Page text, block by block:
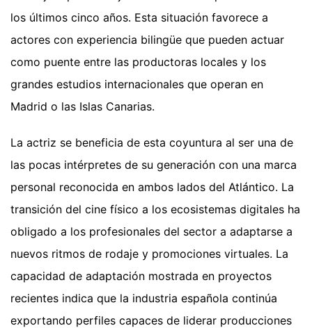
los últimos cinco años. Esta situación favorece a
actores con experiencia bilingüe que pueden actuar
como puente entre las productoras locales y los
grandes estudios internacionales que operan en
Madrid o las Islas Canarias.
La actriz se beneficia de esta coyuntura al ser una de
las pocas intérpretes de su generación con una marca
personal reconocida en ambos lados del Atlántico. La
transición del cine físico a los ecosistemas digitales ha
obligado a los profesionales del sector a adaptarse a
nuevos ritmos de rodaje y promociones virtuales. La
capacidad de adaptación mostrada en proyectos
recientes indica que la industria española continúa
exportando perfiles capaces de liderar producciones